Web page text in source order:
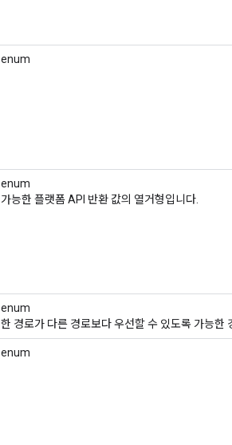
enum
enum
가능한 플랫폼 API 반환 값의 열거형입니다.
enum
한 경로가 다른 경로보다 우선할 수 있도록 가능한
enum